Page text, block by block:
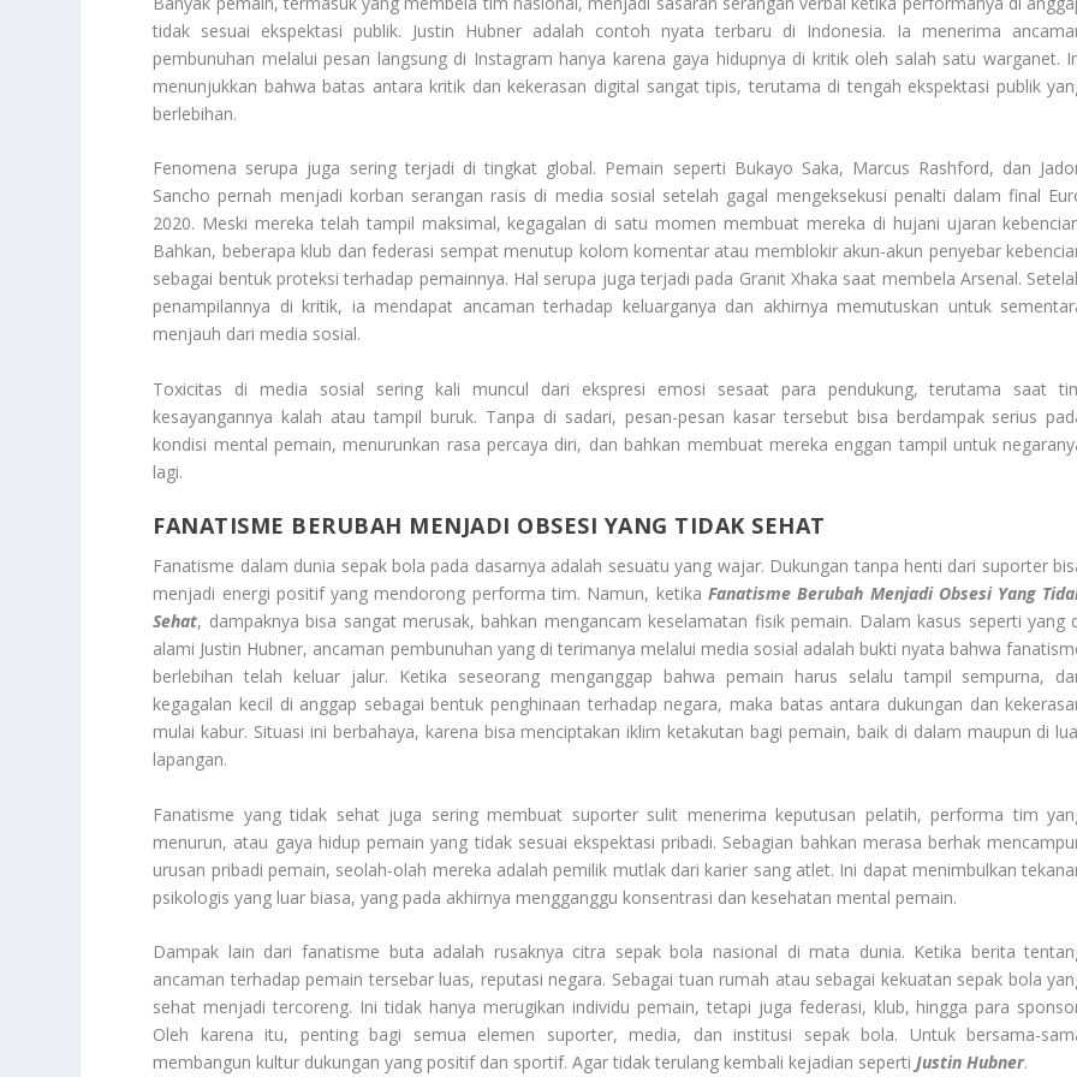
tidak sesuai ekspektasi publik. Justin Hubner adalah contoh nyata terbaru di Indonesia. Ia menerima
pembunuhan melalui pesan langsung di Instagram hanya karena gaya hidupnya di kritik oleh salah satu warganet.
menunjukkan bahwa batas antara kritik dan kekerasan digital sangat tipis, terutama di tengah ekspektasi publik
berlebihan.
Fenomena serupa juga sering terjadi di tingkat global. Pemain seperti Bukayo Saka, Marcus Rashford, dan
Sancho pernah menjadi korban serangan rasis di media sosial setelah gagal mengeksekusi penalti dalam final
2020. Meski mereka telah tampil maksimal, kegagalan di satu momen membuat mereka di hujani ujaran
Bahkan, beberapa klub dan federasi sempat menutup kolom komentar atau memblokir akun-akun penyebar
sebagai bentuk proteksi terhadap pemainnya. Hal serupa juga terjadi pada Granit Xhaka saat membela Arsenal.
penampilannya di kritik, ia mendapat ancaman terhadap keluarganya dan akhirnya memutuskan untuk
menjauh dari media sosial.
Toxicitas di media sosial sering kali muncul dari ekspresi emosi sesaat para pendukung, terutama saat
kesayangannya kalah atau tampil buruk. Tanpa di sadari, pesan-pesan kasar tersebut bisa berdampak serius
kondisi mental pemain, menurunkan rasa percaya diri, dan bahkan membuat mereka enggan tampil untuk
lagi.
FANATISME BERUBAH MENJADI OBSESI YANG TIDAK SEHAT
Fanatisme dalam dunia sepak bola pada dasarnya adalah sesuatu yang wajar. Dukungan tanpa henti dari suporter
menjadi energi positif yang mendorong performa tim. Namun, ketika Fanatisme Berubah Menjadi Obsesi Yang
Sehat, dampaknya bisa sangat merusak, bahkan mengancam keselamatan fisik pemain. Dalam kasus seperti yang
alami Justin Hubner, ancaman pembunuhan yang di terimanya melalui media sosial adalah bukti nyata bahwa
berlebihan telah keluar jalur. Ketika seseorang menganggap bahwa pemain harus selalu tampil sempurna,
kegagalan kecil di anggap sebagai bentuk penghinaan terhadap negara, maka batas antara dukungan dan
mulai kabur. Situasi ini berbahaya, karena bisa menciptakan iklim ketakutan bagi pemain, baik di dalam maupun di
lapangan.
Fanatisme yang tidak sehat juga sering membuat suporter sulit menerima keputusan pelatih, performa tim
menurun, atau gaya hidup pemain yang tidak sesuai ekspektasi pribadi. Sebagian bahkan merasa berhak
urusan pribadi pemain, seolah-olah mereka adalah pemilik mutlak dari karier sang atlet. Ini dapat menimbulkan
psikologis yang luar biasa, yang pada akhirnya mengganggu konsentrasi dan kesehatan mental pemain.
Dampak lain dari fanatisme buta adalah rusaknya citra sepak bola nasional di mata dunia. Ketika berita
ancaman terhadap pemain tersebar luas, reputasi negara. Sebagai tuan rumah atau sebagai kekuatan sepak bola
sehat menjadi tercoreng. Ini tidak hanya merugikan individu pemain, tetapi juga federasi, klub, hingga para
Oleh karena itu, penting bagi semua elemen suporter, media, dan institusi sepak bola. Untuk bersama-
membangun kultur dukungan yang positif dan sportif. Agar tidak terulang kembali kejadian sepertiJustin Hubner.